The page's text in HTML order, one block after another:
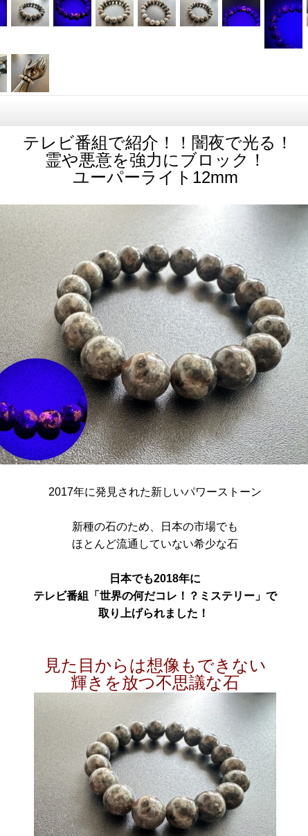
テレビ番組で紹介！！闇夜で光る！
霊や悪意を強力にブロック！
ユーパーライト12mm
2017年に発見された新しいパワーストーン
新種の石のため、日本の市場でも
ほとんど流通していない希少な石
日本でも2018年に
テレビ番組「世界の何だコレ！？ミステリー」で
取り上げられました！
見た目からは想像もできない
輝きを放つ不思議な石